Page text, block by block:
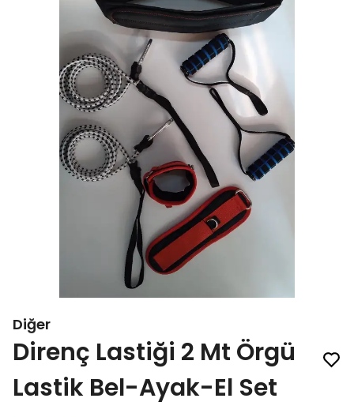
Diğer
Direnç Lastiği 2 Mt Örgü
Lastik Bel-Ayak-El Set